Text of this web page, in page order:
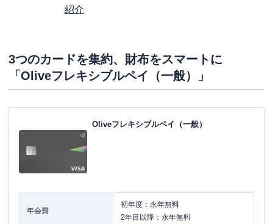
紹介
3つのカードを集約、財布をスマートに
「Oliveフレキシブルペイ（一般）」
Oliveフレキシブルペイ（一般）
年会費
初年度：永年無料
2年目以降：永年無料